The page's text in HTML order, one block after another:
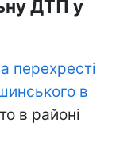
ДТП у
перехресті
в
в районі